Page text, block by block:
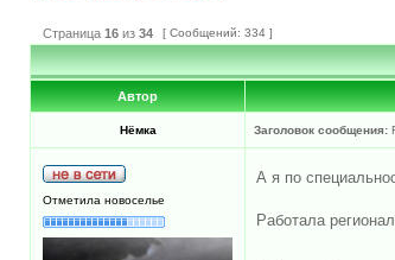
Страница 16 из 34 [ Сообщений: 334 ]
Автор
Нёмка Заголовок сообщения:
Отметила новоселье
А я по
Работала